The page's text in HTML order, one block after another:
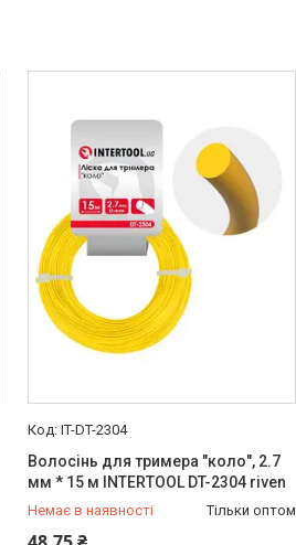
IT-DT-2304
Волосінь для тримера "коло", 2.7
мм * 15 м INTERTOOL DT-2304 riven
Немає в наявності Тільки оптом
+380 (99) 454-50-15